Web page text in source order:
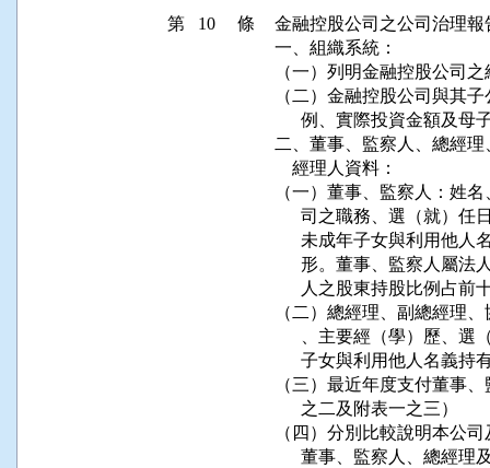
第 10 條
金融控股公司之公司治理
一、組織系統：
（一）列明金融控股公司
（二）金融控股公司與其
例、實際投資金額及
二、董事、監察人、總經
    經理人資料：
（一）董事、監察人：姓
司之職務、選（就）
未成年子女與利用他
形。董事、監察人屬
人之股東持股比例占
（二）總經理、副總經理
、主要經（學）歷、
子女與利用他人名義
（三）最近年度支付董事
      之二及附表一之三）
（四）分別比較說明本公
董事、監察人、總經